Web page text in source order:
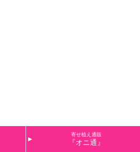
寄せ植え通販
『オニ通』